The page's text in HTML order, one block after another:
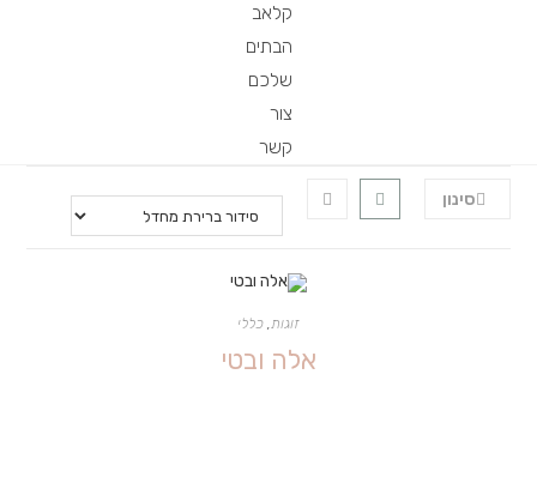
קלאב
הבתים
שלכם
צור
קשר
סינון
זוגות, כללי
אלה ובטי